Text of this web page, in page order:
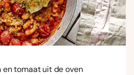
(4)
(1)
(1)
en tomaat uit de oven